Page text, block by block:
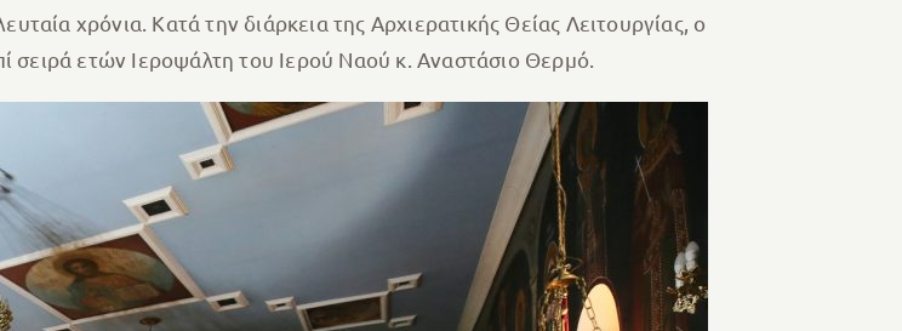
χρόνια. Κατά την διάρκεια της Αρχιερατικής Θείας Λειτουργίας, ο
ετών Ιεροψάλτη του Ιερού Ναού κ. Αναστάσιο Θερμό.